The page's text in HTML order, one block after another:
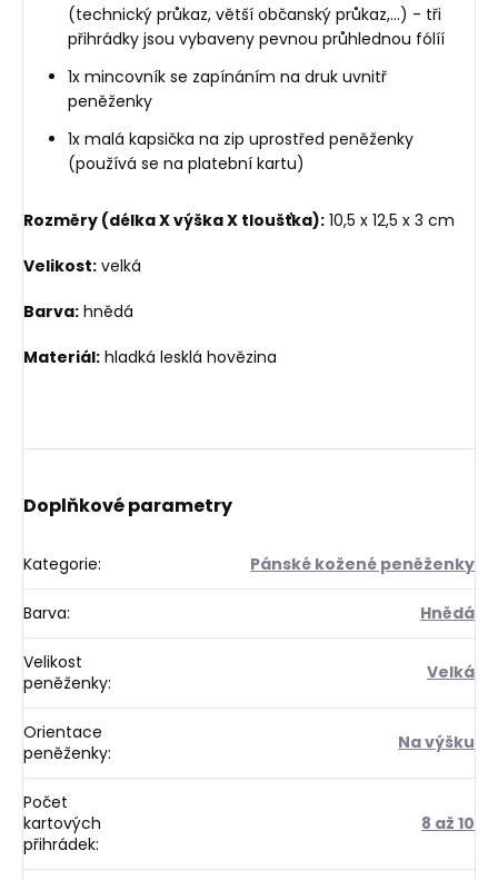
(technický průkaz, větší občanský průkaz,...) - tři
přihrádky jsou vybaveny pevnou průhlednou fólíí
1x mincovník se zapínáním na druk uvnitř
peněženky
1x malá kapsička na zip uprostřed peněženky
(používá se na platební kartu)
Rozměry (délka X výška X tloušťka): 10,5 x 12,5 x 3 cm
Velikost: velká
Barva: hnědá
Materiál: hladká lesklá hovězina
Doplňkové parametry
Kategorie: Pánské kožené peněženky
Barva: Hnědá
Velikost
peněženky: Velká
Orientace
peněženky: Na výšku
Počet
kartových
přihrádek:
8 až 10